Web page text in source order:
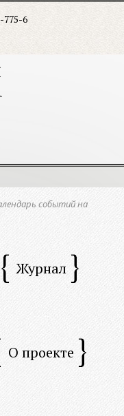
775-6
событий на
Журнал
О проекте